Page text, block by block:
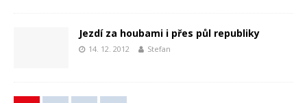
Jezdí za houbami i přes půl republiky
14. 12. 2012 Stefan